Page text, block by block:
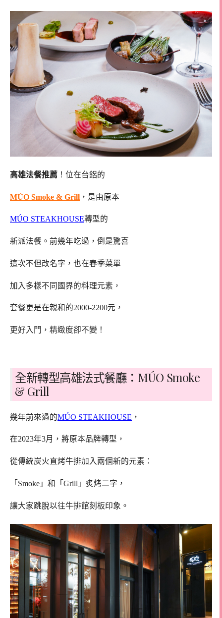
高雄法餐推薦 ！位在台鋁的
MÚO Smoke & Grill ，是由原本
MÚO STEAKHOUSE轉型的
新派法餐。前幾年吃過，倒是驚喜
這次不但改名字，也在春季菜單
加入多樣不同國界的料理元素，
套餐更是在親和的2000-2200元，
更好入門，精緻度卻不變！
全新轉型高雄法式餐廳：MÚO Smoke
& Grill
幾年前來過的MÚO STEAKHOUSE ，
在2023年3月，將原本品牌轉型，
從傳統炭火直烤牛排加入兩個新的元素：
「Smoke」和「Grill」炙烤二字，
讓大家跳脫以往牛排館刻板印象。